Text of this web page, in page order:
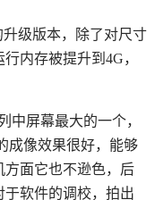
升级版本，除了对尺寸
内存被提升到4G，
中屏幕最大的一个，
成像效果很好，能够
方面它也不逊色，后
于软件的调校，拍出